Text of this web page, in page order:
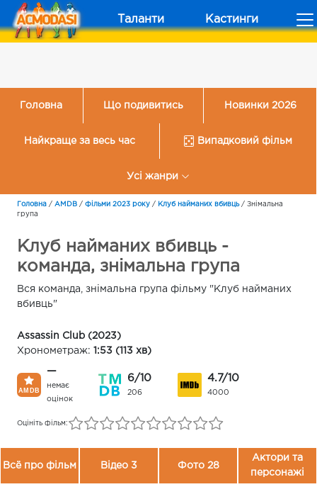
Таланти Кастинги
Головна Що подивитись Новинки 2026
Найкраще за весь час Випадковий фільм
Усі жанри
Головна / AMDB / Фільми 2023 року / Клуб найманих вбивць/ Знімальна
група
Клуб найманих вбивць -
команда, знімальна група
Вся команда, знімальна група фільму "Клуб найманих
вбивць"
Assassin Club (2023)
Хронометраж: 1:53 (113 хв)
—
немає
оцінок
6/10
206
4.7/10
4000
Оцініть фільм:
Всё про фільм Відео 3 Фото 28
Актори та
персонажі